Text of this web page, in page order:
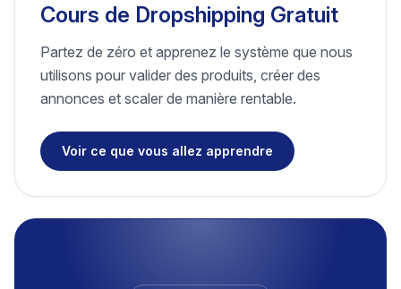
Cours de Dropshipping Gratuit
Partez de zéro et apprenez le système que nous
utilisons pour valider des produits, créer des
annonces et scaler de manière rentable.
Voir ce que vous allez apprendre